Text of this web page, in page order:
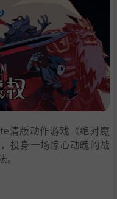
清版动作游戏《绝对魔
投身一场惊心动魄的战